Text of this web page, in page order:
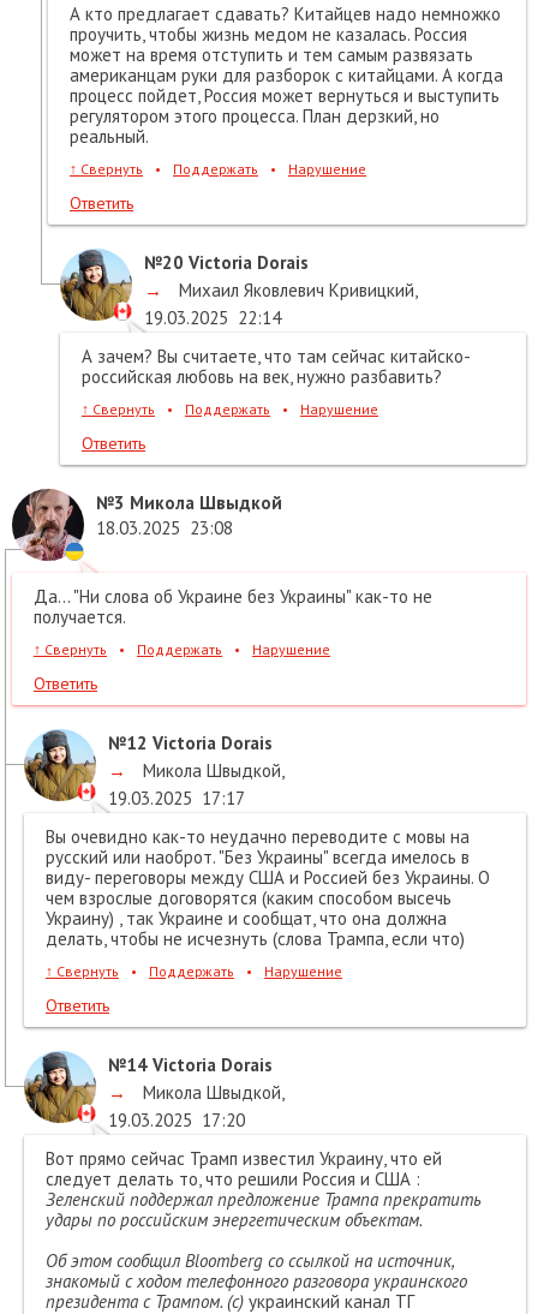
А кто предлагает сдавать? Китайцев надо немножко
проучить, чтобы жизнь медом не казалась. Россия
может на время отступить и тем самым развязать
американцам руки для разборок с китайцами. А когда
процесс пойдет, Россия может вернуться и выступить
регулятором этого процесса. План дерзкий, но
реальный.
↑ Свернуть • Поддержать • Нарушение
Ответить
№20 Victoria Dorais
→
Михаил Яковлевич Кривицкий,
19.03.2025 22:14
А зачем? Вы считаете, что там сейчас китайско-
российская любовь на век, нужно разбавить?
↑ Свернуть • Поддержать • Нарушение
Ответить
№3 Микола Швыдкой
18.03.2025 23:08
Да... "Ни слова об Украине без Украины" как-то не
получается.
↑ Свернуть • Поддержать • Нарушение
Ответить
№12 Victoria Dorais
→
Микола Швыдкой,
19.03.2025 17:17
Вы очевидно как-то неудачно переводите с мовы на
русский или наоброт. "Без Украины" всегда имелось в
виду- переговоры между США и Россией без Украины. О
чем взрослые договорятся (каким способом высечь
Украину) , так Украине и сообщат, что она должна
делать, чтобы не исчезнуть (слова Трампа, если что)
↑ Свернуть • Поддержать • Нарушение
Ответить
№14 Victoria Dorais
→
Микола Швыдкой,
19.03.2025 17:20
Вот прямо сейчас Трамп известил Украину, что ей
следует делать то, что решили Россия и США :
Зеленский поддержал предложение Трампа прекратить
удары по российским энергетическим объектам.
Об этом сообщил Bloomberg со ссылкой на источник,
знакомый с ходом телефонного разговора украинского
президента с Трампом. (с) украинский канал ТГ